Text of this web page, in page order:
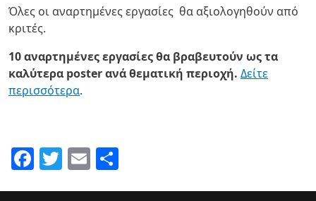
Όλες οι αναρτημένες εργασίες θα αξιολογηθούν από
κριτές.
10 αναρτημένες εργασίες θα βραβευτούν ως τα
καλύτερα posterανά θεματική περιοχή. Δείτε
περισσότερα.
Facebook
Twitter
Email